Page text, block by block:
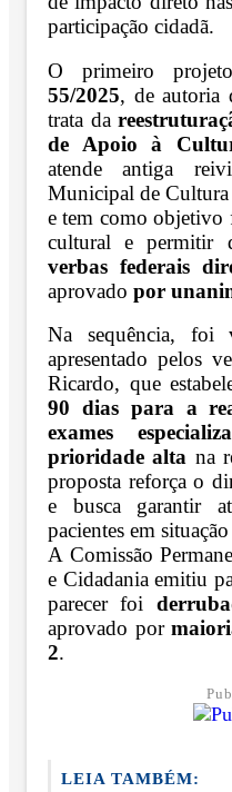
participação cidadã.
O primeiro
55/2025, de autoria
trata da
de Apoio à
atende antiga
Municipal de
e tem como objetivo
cultural e permitir
verbas federais
aprovado por
Na sequência,
apresentado pelos
Ricardo, que
90 dias para a
exames
prioridade alta na
proposta reforça o
e busca garantir
pacientes em
A Comissão
e Cidadania emitiu
parecer foi
aprovado por
2.
LEIA TAMBÉM: